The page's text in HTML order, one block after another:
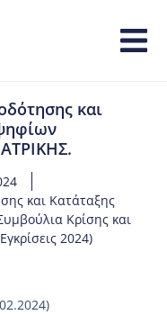
και
και Κατάταξης
Κρίσης και
2024)